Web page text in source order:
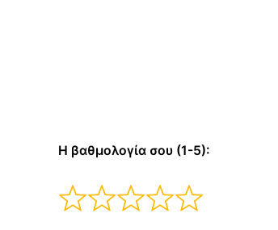
Η βαθμολογία σου (1-5):